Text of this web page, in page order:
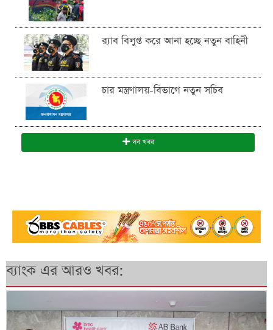
র‍্যাব বিলুপ্ত করে আনা হচ্ছে নতুন বাহিনী
চার মন্ত্রণালয়-বিভাগে নতুন সচিব
সব খবর
ব্যাংক এর আরও খবর: